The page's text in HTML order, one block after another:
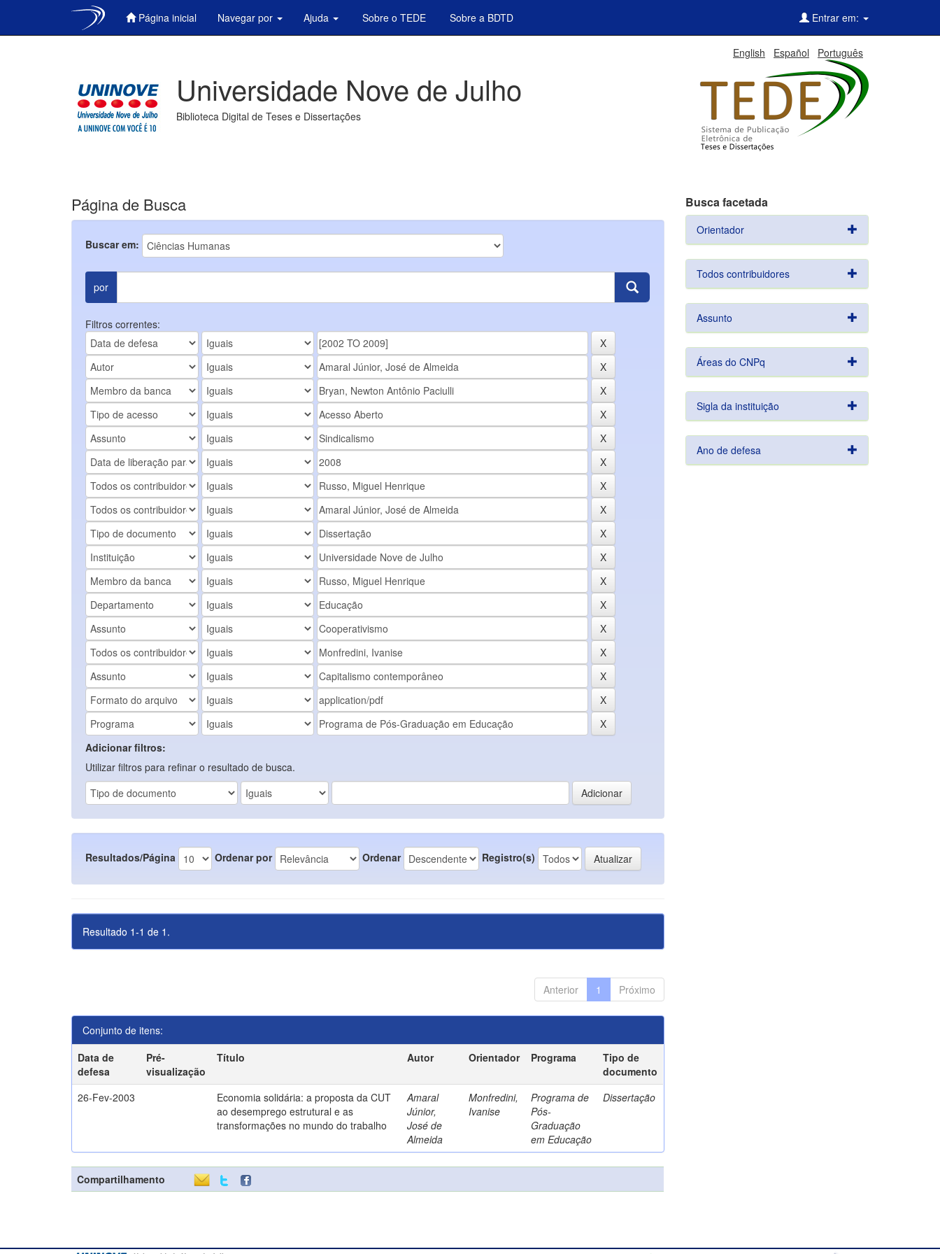
Página inicial Navegar por Ajuda Sobre o TEDE Sobre a BDTD Entrar em:
English Español Português
Universidade Nove de Julho
Biblioteca Digital de Teses e Dissertações
Página de Busca
Buscar em:
por
Filtros correntes:
Adicionar filtros:
Utilizar filtros para refinar o resultado de busca.
Resultados/Página Ordenar por Ordenar Registro(s)
Resultado 1-1 de 1.
Anterior 1 Próximo
Conjunto de itens:
Data de
defesa
Pré-
visualização
Título Autor Orientador Programa
Tipo de
documento
26-Fev-2003
Economia solidária: a proposta da CUT
ao desemprego estrutural e as
transformações no mundo do trabalho
Amaral
Júnior,
José de
Almeida
Monfredini,
Ivanise
Programa de
Pós-
Graduação
em Educação
Dissertação
Compartilhamento
Busca facetada
Orientador
Todos contribuidores
Assunto
Áreas do CNPq
Sigla da instituição
Ano de defesa